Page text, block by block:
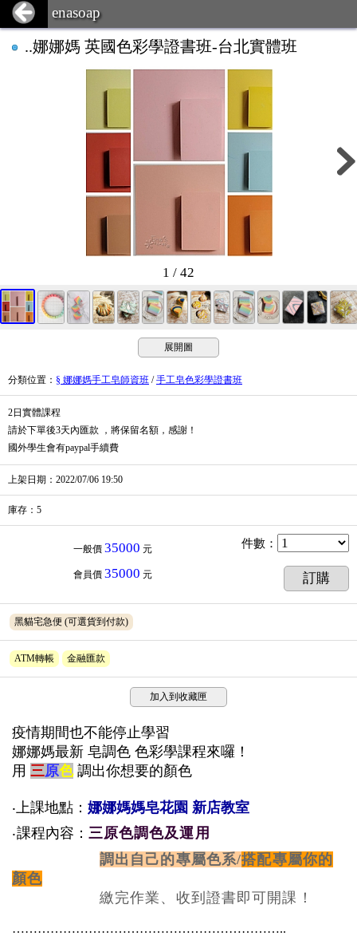
enasoap
..娜娜媽 英國色彩學證書班-台北實體班
1 / 42
展開圖
分類位置 ： § 娜娜媽手工皂師資班 /手工皂色彩學證書班
2日實體課程
請於下單後3天內匯款 ，將保留名額，感謝！
國外學生會有paypal手續費
上架日期 ：2022/07/06 19:50
庫存 ： 5
一般價 35000 元
會員價 35000 元
件數 ：
訂購
黑貓宅急便 (可選貨到付款)
ATM轉帳 金融匯款
加入到收藏匣
疫情期間也不能停止學習
娜娜媽最新 皂調色 色彩學課程來囉！
用 三原色調 出你想要的顏色
‧上課地點： 娜娜媽媽皂花園 新店教室
‧課程內容 ： 三原色調色及運用
調出自己的專屬色系/搭配專屬你的
顏色
繳完作業、收到證書即可開課！
………………………………………………………..